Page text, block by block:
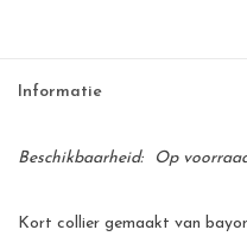
Informatie
Beschikbaarheid: Op
Kort collier gemaakt van